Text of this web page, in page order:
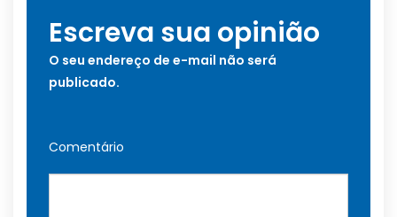
Escreva sua opinião
O seu endereço de e-mail não será
publicado.
Comentário